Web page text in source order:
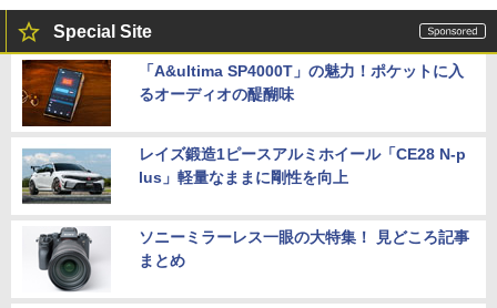
Special Site
「A&ultima SP4000T」の魅力！ポケットに入
るオーディオの醍醐味
レイズ鍛造1ピースアルミホイール「CE28 N-p
lus」軽量なままに剛性を向上
ソニーミラーレス一眼の大特集！ 見どころ記事
まとめ